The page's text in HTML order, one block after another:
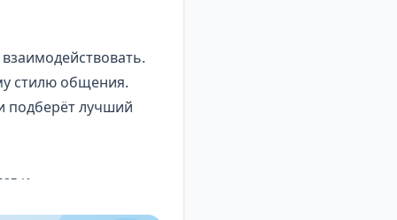
стилю общения.
подберёт лучший
и